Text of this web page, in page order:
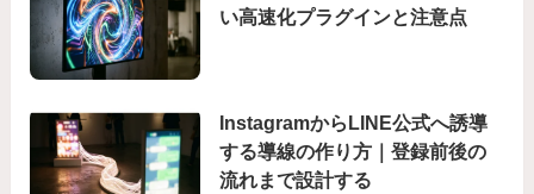
い高速化プラグインと注意点
InstagramからLINE公式へ誘導
する導線の作り方｜登録前後の
流れまで設計する